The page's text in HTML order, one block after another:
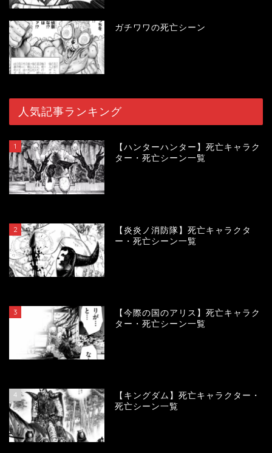
ガチワワの死亡シーン
人気記事ランキング
1
【ハンターハンター】死亡キャラク
ター・死亡シーン一覧
2
【炎炎ノ消防隊】死亡キャラクタ
ー・死亡シーン一覧
3
【今際の国のアリス】死亡キャラク
ター・死亡シーン一覧
4
【キングダム】死亡キャラクター・
死亡シーン一覧